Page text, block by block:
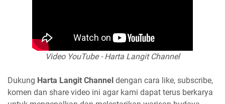
Video YouTube - Harta Langit Channel
Dukung Harta Langit Channel dengan cara like, subscribe,
komen dan share video ini agar kami dapat terus berkarya